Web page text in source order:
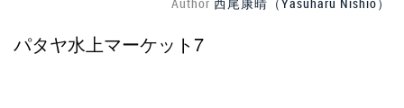
パタヤ水上マーケット7